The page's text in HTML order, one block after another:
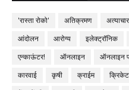
'रास्ता रोको' अतिक्रमण
आंदोलन
आरोग्य इलेक्ट्रॉनिक
एन्काऊंटर!
ऑनलाइन ऑनलाइन
कारवाई
कृषी क्राईम क्रिकेट